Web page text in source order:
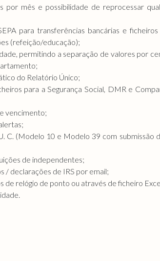
por mês e possibilidade de reprocessar
para transferências bancárias e ficheiros
(refeição/educação);
permitindo a separação de valores por
do Relatório Único;
para a Segurança Social, DMR e
vencimento;
C. (Modelo 10 e Modelo 39 com submissão
de independentes;
/ declarações de IRS por email;
de relógio de ponto ou através de ficheiro